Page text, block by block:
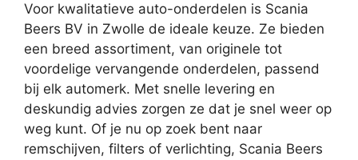
Voor kwalitatieve auto-onderdelen is Scania
Beers BV in Zwolle de ideale keuze. Ze bieden
een breed assortiment, van originele tot
voordelige vervangende onderdelen, passend
bij elk automerk. Met snelle levering en
deskundig advies zorgen ze dat je snel weer op
weg kunt. Of je nu op zoek bent naar
remschijven, filters of verlichting, Scania Beers